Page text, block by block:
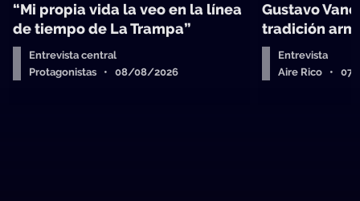
“Mi propia vida la veo en la línea
de tiempo de La Trampa”
Entrevista central
Protagonistas • 08/08/2026
Gustavo
tradición
Entrevista
Aire Rico •